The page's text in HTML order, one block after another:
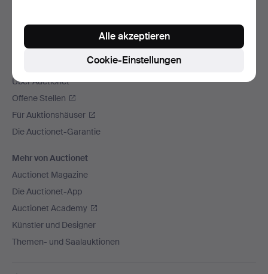
Über Auctionet
Offene Stellen
Für Auktionshäuser
Die Auctionet-Garantie
Mehr von Auctionet
Auctionet Magazine
Die Auctionet-App
Auctionet Academy
Künstler und Designer
Themen- und Saalauktionen
Cookie-Einstellungen
Alle akzeptieren